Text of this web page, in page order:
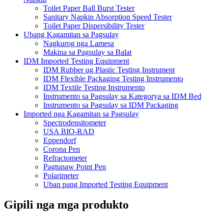
Toilet Paper Ball Burst Tester
Sanitary Napkin Absorption Speed ​​Tester
Toilet Paper Dispersibility Tester
Ubang Kagamitan sa Pagsulay
Nagkurog nga Lamesa
Makina sa Pagsulay sa Balat
IDM Imported Testing Equipment
IDM Rubber ug Plastic Testing Instrument
IDM Flexible Packaging Testing Instrumento
IDM Textile Testing Instrumento
Instrumento sa Pagsulay sa Kategorya sa IDM Bed
Instrumento sa Pagsulay sa IDM Packaging
Imported nga Kagamitan sa Pagsulay
Spectrodensitometer
USA BIO-RAD
Eppendorf
Corona Pen
Refractometer
Pagtunaw Point Pen
Polarimeter
Uban pang Imported Testing Equipment
Gipili nga mga produkto